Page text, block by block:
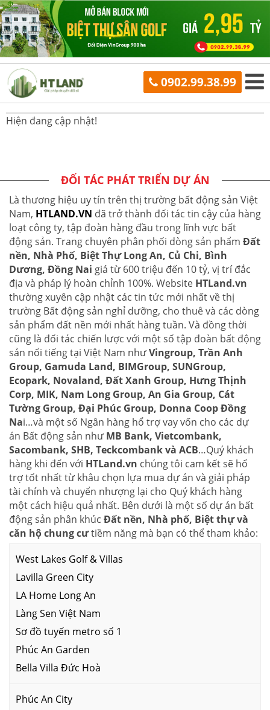
0902.99.38.99
Hiện đang cập nhật!
ĐỐI TÁC PHÁT TRIỂN DỰ ÁN
Là thương hiệu uy tín trên thị trường bất động sản Việt
Nam, HTLAND.VN đã trở thành đối tác tin cậy của hàng
loạt công ty, tập đoàn hàng đầu trong lĩnh vực bất
động sản. Trang chuyên phân phối dòng sản phẩm Đất
nền, Nhà Phố, Biệt Thự Long An, Củ Chi, Bình
Dương, Đồng Nai giá từ 600 triệu đến 10 tỷ, vị trí đắc
địa và pháp lý hoàn chỉnh 100%. Website HTLand.vn
thường xuyên cập nhật các tin tức mới nhất về thị
trường Bất động sản nghỉ dưỡng, cho thuê và các dòng
sản phẩm đất nền mới nhất hàng tuần. Và đồng thời
cũng là đối tác chiến lược với một số tập đoàn bất động
sản nổi tiếng tại Việt Nam nhưVingroup, Trần Anh
Group, Gamuda Land, BIMGroup, SUNGroup,
Ecopark, Novaland, Đất Xanh Group, Hưng Thịnh
Corp, MIK, Nam Long Group, An Gia Group, Cát
Tường Group, Đại Phúc Group, Donna Coop Đồng
Nai…và một số Ngân hàng hổ trợ vay vốn cho các dự
án Bất động sản như MB Bank, Vietcombank,
Sacombank, SHB, Teckcombank và ACB…Quý khách
hàng khi đến với HTLand.vn chúng tôi cam kết sẽ hổ
trợ tốt nhất từ khâu chọn lựa mua dự án và giải pháp
tài chính và chuyển nhượng lại cho Quý khách hàng
một cách hiệu quả nhất. Bên dưới là một số dự án bất
động sản phân khúc Đất nền, Nhà phố, Biệt thự và
căn hộ chung cưtiềm năng mà bạn có thể tham khảo:
West Lakes Golf & Villas
Lavilla Green City
LA Home Long An
Làng Sen Việt Nam
Sơ đồ tuyến metro số 1
Phúc An Garden
Bella Villa Đức Hoà
Phúc An City